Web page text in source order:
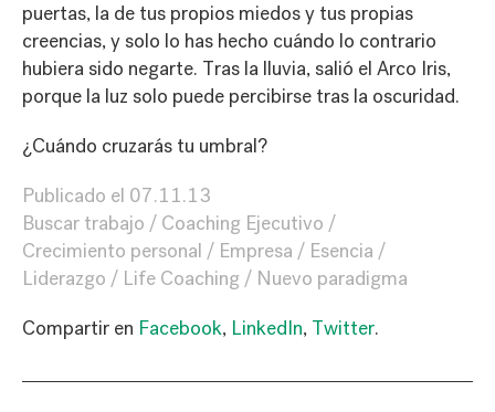
puertas, la de tus propios miedos y tus propias
creencias, y solo lo has hecho cuándo lo contrario
hubiera sido negarte. Tras la lluvia, salió el Arco Iris,
porque la luz solo puede percibirse tras la oscuridad.
¿Cuándo cruzarás tu umbral?
Publicado el 07.11.13
Buscar trabajo
Coaching Ejecutivo
Crecimiento personal
Empresa
Esencia
Liderazgo
Life Coaching Nuevo paradigma
Compartir en Facebook, LinkedIn, Twitter.